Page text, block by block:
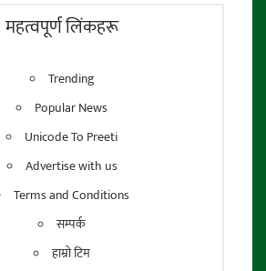
तेजेन्द्र श्रेष्ठ
महत्वपूर्ण लिंकहरू
Trending
Popular News
Unicode To Preeti
Advertise with us
Terms and Conditions
सम्पर्क
हाम्रो टिम